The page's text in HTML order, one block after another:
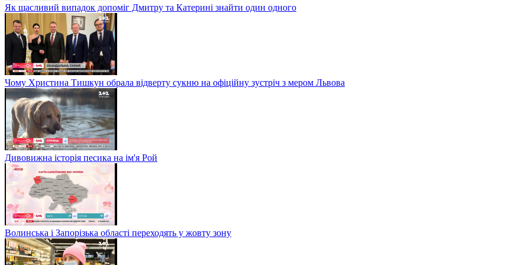
Як щасливий випадок допоміг Дмитру та Катерині знайти один одного
Чому Христина Тишкун обрала відверту сукню на офіційну зустріч з мером Львова
Дивовижна історія песика на ім'я Рой
Волинська і Запорізька області переходять у жовту зону